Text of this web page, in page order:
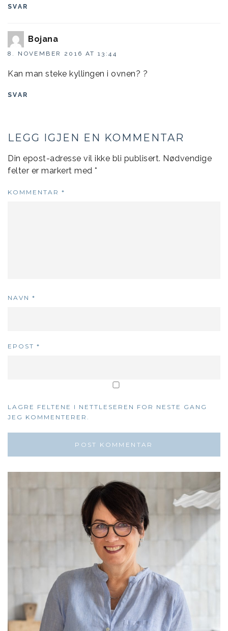
SVAR
Bojana
8. NOVEMBER 2016 AT 13:44
Kan man steke kyllingen i ovnen? ?
SVAR
LEGG IGJEN EN KOMMENTAR
Din epost-adresse vil ikke bli publisert. Nødvendige
felter er markert med *
KOMMENTAR *
NAVN *
EPOST *
LAGRE FELTENE I NETTLESEREN FOR NESTE GANG
JEG KOMMENTERER.